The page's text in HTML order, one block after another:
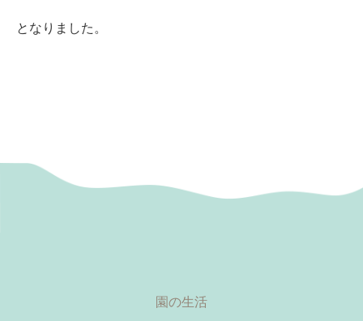
となりました。
園の生活